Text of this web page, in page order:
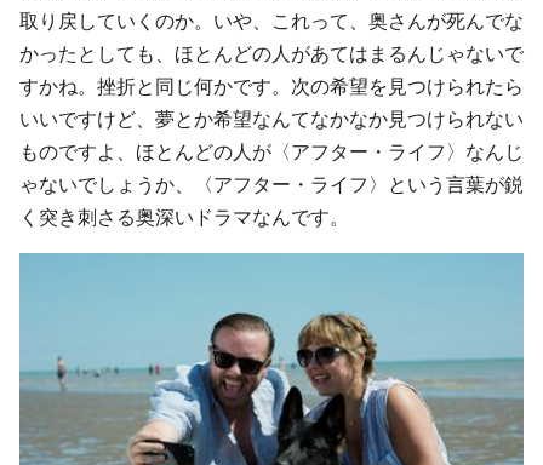
取り戻していくのか。いや、これって、奥さんが死んでな
かったとしても、ほとんどの人があてはまるんじゃないで
すかね。挫折と同じ何かです。次の希望を見つけられたら
いいですけど、夢とか希望なんてなかなか見つけられない
ものですよ、ほとんどの人が〈アフター・ライフ〉なんじ
ゃないでしょうか、〈アフター・ライフ〉という言葉が鋭
く突き刺さる奥深いドラマなんです。